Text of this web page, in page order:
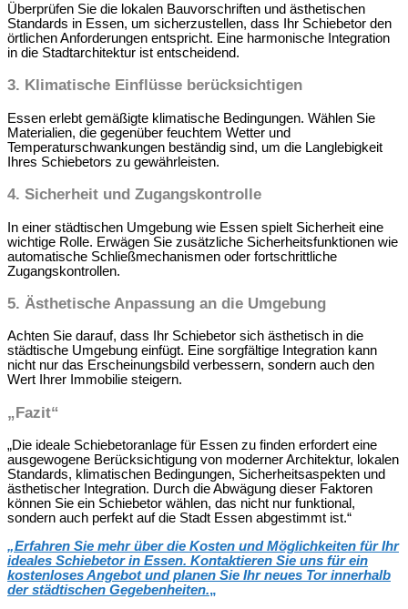
Überprüfen Sie die lokalen Bauvorschriften und ästhetischen
Standards in Essen, um sicherzustellen, dass Ihr Schiebetor den
örtlichen Anforderungen entspricht. Eine harmonische Integration
in die Stadtarchitektur ist entscheidend.
3. Klimatische Einflüsse berücksichtigen
Essen erlebt gemäßigte klimatische Bedingungen. Wählen Sie
Materialien, die gegenüber feuchtem Wetter und
Temperaturschwankungen beständig sind, um die Langlebigkeit
Ihres Schiebetors zu gewährleisten.
4. Sicherheit und Zugangskontrolle
In einer städtischen Umgebung wie Essen spielt Sicherheit eine
wichtige Rolle. Erwägen Sie zusätzliche Sicherheitsfunktionen wie
automatische Schließmechanismen oder fortschrittliche
Zugangskontrollen.
5. Ästhetische Anpassung an die Umgebung
Achten Sie darauf, dass Ihr Schiebetor sich ästhetisch in die
städtische Umgebung einfügt. Eine sorgfältige Integration kann
nicht nur das Erscheinungsbild verbessern, sondern auch den
Wert Ihrer Immobilie steigern.
„Fazit“
„Die ideale Schiebetoranlage für Essen zu finden erfordert eine
ausgewogene Berücksichtigung von moderner Architektur, lokalen
Standards, klimatischen Bedingungen, Sicherheitsaspekten und
ästhetischer Integration. Durch die Abwägung dieser Faktoren
können Sie ein Schiebetor wählen, das nicht nur funktional,
sondern auch perfekt auf die Stadt Essen abgestimmt ist.“
„Erfahren Sie mehr über die Kosten und Möglichkeiten für Ihr
ideales Schiebetor in Essen. Kontaktieren Sie uns für ein
kostenloses Angebot und planen Sie Ihr neues Tor innerhalb
der städtischen Gegebenheiten.„